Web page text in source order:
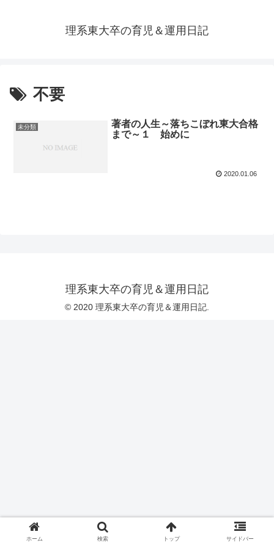
理系東大卒の育児＆運用日記
不要
未分類
著者の人生～落ちこぼれ東大合格
まで～１ 始めに
2020.01.06
理系東大卒の育児＆運用日記
© 2020 理系東大卒の育児＆運用日記.
ホーム 検索 トップ サイドバー